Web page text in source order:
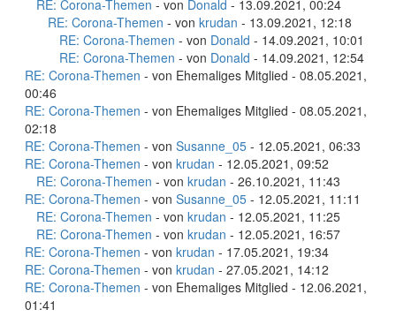
RE: Corona-Themen - von Donald - 13.09.2021, 00:24
RE: Corona-Themen - von krudan - 13.09.2021, 12:18
RE: Corona-Themen - von Donald - 14.09.2021, 10:01
RE: Corona-Themen - von Donald - 14.09.2021, 12:54
RE: Corona-Themen - von Ehemaliges Mitglied - 08.05.2021,
00:46
RE: Corona-Themen - von Ehemaliges Mitglied - 08.05.2021,
02:18
RE: Corona-Themen - von Susanne_05 - 12.05.2021, 06:33
RE: Corona-Themen - von krudan - 12.05.2021, 09:52
RE: Corona-Themen - von krudan - 26.10.2021, 11:43
RE: Corona-Themen - von Susanne_05 - 12.05.2021, 11:11
RE: Corona-Themen - von krudan - 12.05.2021, 11:25
RE: Corona-Themen - von krudan - 12.05.2021, 16:57
RE: Corona-Themen - von krudan - 17.05.2021, 19:34
RE: Corona-Themen - von krudan - 27.05.2021, 14:12
RE: Corona-Themen - von Ehemaliges Mitglied - 12.06.2021,
01:41